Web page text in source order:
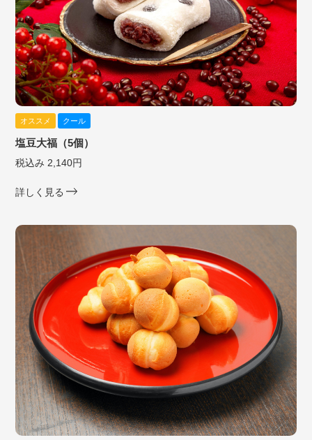
オススメ クール
塩豆大福（5個）
税込み 2,140円
詳しく見る